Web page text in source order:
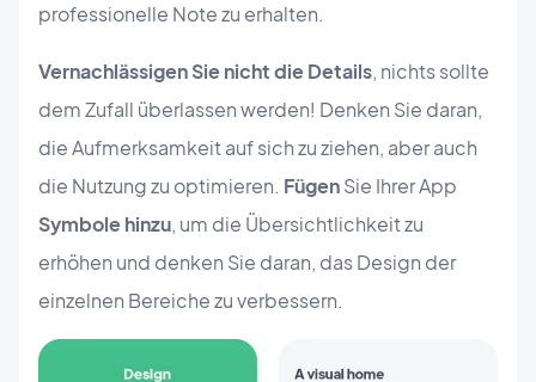
professionelle Note zu erhalten.
Vernachlässigen Sie nicht die Details, nichts sollte
dem Zufall überlassen werden! Denken Sie daran,
die Aufmerksamkeit auf sich zu ziehen, aber auch
die Nutzung zu optimieren. FügenSie Ihrer App
Symbole hinzu, um die Übersichtlichkeit zu
erhöhen und denken Sie daran, das Design der
einzelnen Bereiche zu verbessern.